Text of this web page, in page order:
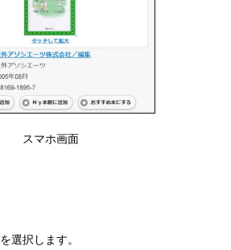
スマホ画面
を選択します。